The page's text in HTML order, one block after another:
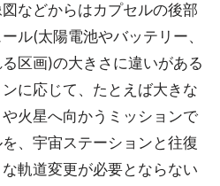
などからはカプセルの後部
ル(太陽電池やバッテリー、
区画)の大きさに違いがある
に応じて、たとえば大きな
火星へ向かうミッションで
、宇宙ステーションと往復
軌道変更が必要とならない